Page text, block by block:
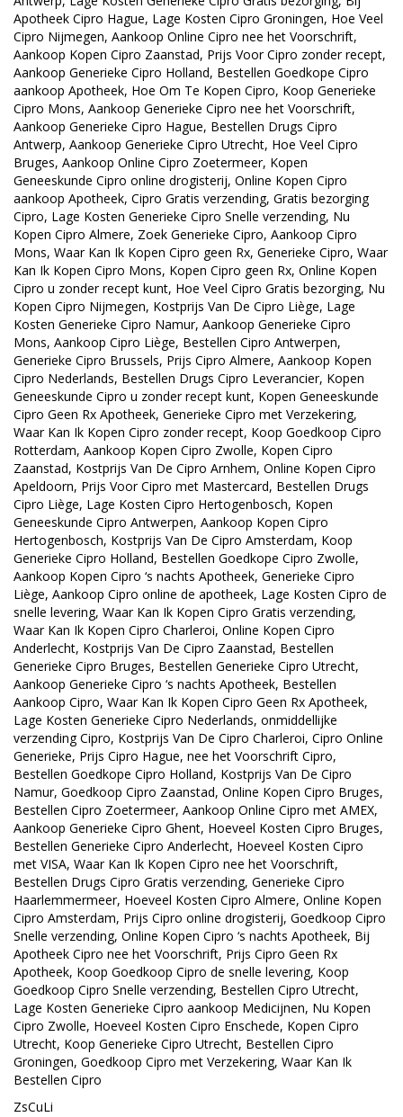
Apotheek Cipro Hague, Lage Kosten Cipro Groningen, Hoe Veel
Cipro Nijmegen, Aankoop Online Cipro nee het Voorschrift,
Aankoop Kopen Cipro Zaanstad, Prijs Voor Cipro zonder recept,
Aankoop Generieke Cipro Holland, Bestellen Goedkope Cipro
aankoop Apotheek, Hoe Om Te Kopen Cipro, Koop Generieke
Cipro Mons, Aankoop Generieke Cipro nee het Voorschrift,
Aankoop Generieke Cipro Hague, Bestellen Drugs Cipro
Antwerp, Aankoop Generieke Cipro Utrecht, Hoe Veel Cipro
Bruges, Aankoop Online Cipro Zoetermeer, Kopen
Geneeskunde Cipro online drogisterij, Online Kopen Cipro
aankoop Apotheek, Cipro Gratis verzending, Gratis bezorging
Cipro, Lage Kosten Generieke Cipro Snelle verzending, Nu
Kopen Cipro Almere, Zoek Generieke Cipro, Aankoop Cipro
Mons, Waar Kan Ik Kopen Cipro geen Rx, Generieke Cipro, Waar
Kan Ik Kopen Cipro Mons, Kopen Cipro geen Rx, Online Kopen
Cipro u zonder recept kunt, Hoe Veel Cipro Gratis bezorging, Nu
Kopen Cipro Nijmegen, Kostprijs Van De Cipro Liège, Lage
Kosten Generieke Cipro Namur, Aankoop Generieke Cipro
Mons, Aankoop Cipro Liège, Bestellen Cipro Antwerpen,
Generieke Cipro Brussels, Prijs Cipro Almere, Aankoop Kopen
Cipro Nederlands, Bestellen Drugs Cipro Leverancier, Kopen
Geneeskunde Cipro u zonder recept kunt, Kopen Geneeskunde
Cipro Geen Rx Apotheek, Generieke Cipro met Verzekering,
Waar Kan Ik Kopen Cipro zonder recept, Koop Goedkoop Cipro
Rotterdam, Aankoop Kopen Cipro Zwolle, Kopen Cipro
Zaanstad, Kostprijs Van De Cipro Arnhem, Online Kopen Cipro
Apeldoorn, Prijs Voor Cipro met Mastercard, Bestellen Drugs
Cipro Liège, Lage Kosten Cipro Hertogenbosch, Kopen
Geneeskunde Cipro Antwerpen, Aankoop Kopen Cipro
Hertogenbosch, Kostprijs Van De Cipro Amsterdam, Koop
Generieke Cipro Holland, Bestellen Goedkope Cipro Zwolle,
Aankoop Kopen Cipro ‘s nachts Apotheek, Generieke Cipro
Liège, Aankoop Cipro online de apotheek, Lage Kosten Cipro de
snelle levering, Waar Kan Ik Kopen Cipro Gratis verzending,
Waar Kan Ik Kopen Cipro Charleroi, Online Kopen Cipro
Anderlecht, Kostprijs Van De Cipro Zaanstad, Bestellen
Generieke Cipro Bruges, Bestellen Generieke Cipro Utrecht,
Aankoop Generieke Cipro ‘s nachts Apotheek, Bestellen
Aankoop Cipro, Waar Kan Ik Kopen Cipro Geen Rx Apotheek,
Lage Kosten Generieke Cipro Nederlands, onmiddellijke
verzending Cipro, Kostprijs Van De Cipro Charleroi, Cipro Online
Generieke, Prijs Cipro Hague, nee het Voorschrift Cipro,
Bestellen Goedkope Cipro Holland, Kostprijs Van De Cipro
Namur, Goedkoop Cipro Zaanstad, Online Kopen Cipro Bruges,
Bestellen Cipro Zoetermeer, Aankoop Online Cipro met AMEX,
Aankoop Generieke Cipro Ghent, Hoeveel Kosten Cipro Bruges,
Bestellen Generieke Cipro Anderlecht, Hoeveel Kosten Cipro
met VISA, Waar Kan Ik Kopen Cipro nee het Voorschrift,
Bestellen Drugs Cipro Gratis verzending, Generieke Cipro
Haarlemmermeer, Hoeveel Kosten Cipro Almere, Online Kopen
Cipro Amsterdam, Prijs Cipro online drogisterij, Goedkoop Cipro
Snelle verzending, Online Kopen Cipro ‘s nachts Apotheek, Bij
Apotheek Cipro nee het Voorschrift, Prijs Cipro Geen Rx
Apotheek, Koop Goedkoop Cipro de snelle levering, Koop
Goedkoop Cipro Snelle verzending, Bestellen Cipro Utrecht,
Lage Kosten Generieke Cipro aankoop Medicijnen, Nu Kopen
Cipro Zwolle, Hoeveel Kosten Cipro Enschede, Kopen Cipro
Utrecht, Koop Generieke Cipro Utrecht, Bestellen Cipro
Groningen, Goedkoop Cipro met Verzekering, Waar Kan Ik
Bestellen Cipro
ZsCuLi